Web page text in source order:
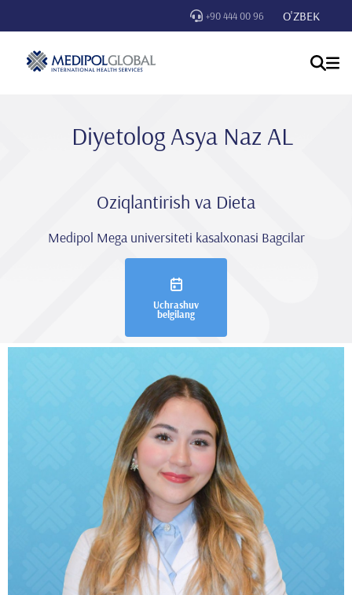
+90 444 00 96 O'ZBEK
Diyetolog Asya Naz AL
Oziqlantirish va Dieta
Medipol Mega universiteti kasalxonasi Bagcilar
Uchrashuv
belgilang